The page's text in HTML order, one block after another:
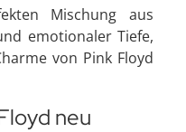
Mischung aus
emotionaler Tiefe,
von Pink Floyd
neu